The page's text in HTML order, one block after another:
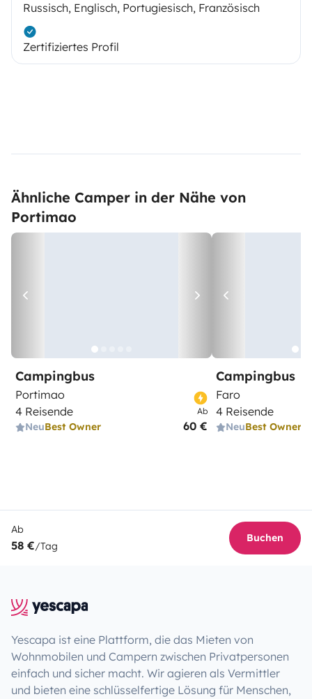
Russisch, Englisch, Portugiesisch, Französisch
Zertifiziertes Profil
Ähnliche Camper in der Nähe von
Portimao
Campingbus
Portimao
4 Reisende
NeuBest Owner
Ab
60 €
Campingbus
Faro
4 Reisende
NeuBest Owner
Ab
58 €/Tag
Buchen
Yescapa ist eine Plattform, die das Mieten von
Wohnmobilen und Campern zwischen Privatpersonen
einfach und sicher macht. Wir agieren als Vermittler
und bieten eine schlüsselfertige Lösung für Menschen,